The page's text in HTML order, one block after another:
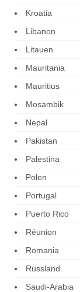
Kroatia
Libanon
Litauen
Mauritania
Mauritius
Mosambik
Nepal
Pakistan
Palestina
Polen
Portugal
Puerto Rico
Réunion
Romania
Russland
Saudi-Arabia